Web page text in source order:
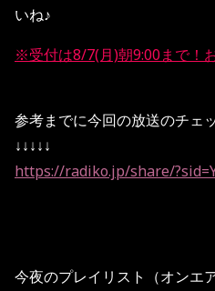
いね♪
※受付は8/7(月)朝9:00まで！
参考までに今回の放送のチェ
↓↓↓↓↓
https://radiko.jp/share/
今夜のプレイリスト（オンエ